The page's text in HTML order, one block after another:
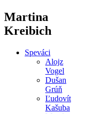
Martina
Kreibich
Speváci
Alojz
Vogel
Dušan
Grúň
Ľudovít
Kašuba